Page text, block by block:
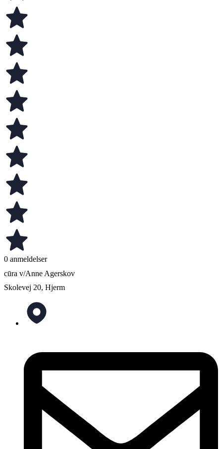
0 anmeldelser
cūra v/Anne Agerskov
Skolevej 20, Hjerm